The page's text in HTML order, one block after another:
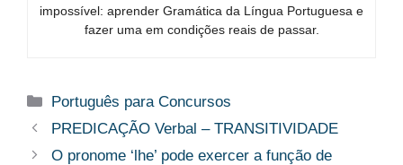
impossível: aprender Gramática da Língua Portuguesa e
fazer uma em condições reais de passar.
Categorias
Português para Concursos
PREDICAÇÃO Verbal – TRANSITIVIDADE
O pronome ‘lhe’ pode exercer a função de